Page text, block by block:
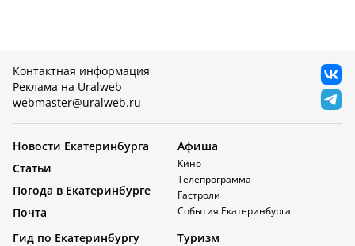
Контактная информация
Реклама на Uralweb
webmaster@uralweb.ru
Новости Екатеринбурга
Статьи
Погода в Екатеринбурге
Почта
Афиша
Кино
Телепрограмма
Гастроли
События Екатеринбурга
Гид по Екатеринбургу Туризм